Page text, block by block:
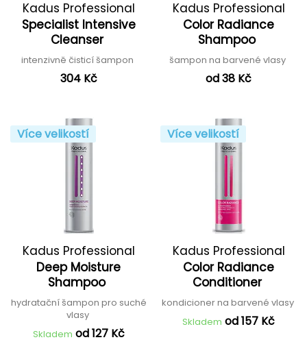
Kadus Professional
Specialist Intensive
Cleanser
intenzivně čisticí šampon
304 Kč
Kadus Professional
Color Radiance
Shampoo
šampon na barvené vlasy
od 38 Kč
Více velikostí
Kadus Professional
Deep Moisture
Shampoo
hydratační šampon pro suché
vlasy
Skladem od 127 Kč
Více velikostí
Kadus Professional
Color Radiance
Conditioner
kondicioner na barvené vlasy
Skladem od 157 Kč